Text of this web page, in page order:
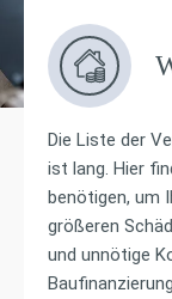
Die Liste der
ist lang. Hier
benötigen, um
größeren
und unnötige